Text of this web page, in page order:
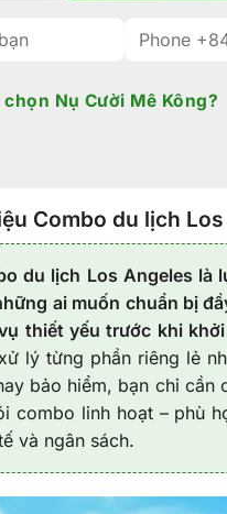
Nụ Cười Mê Kông?
Combo du lịch
du lịch Los Angeles là
ai muốn chuẩn bị
thiết yếu trước khi
lý từng phần riêng lẻ
bảo hiểm, bạn chỉ cần
combo linh hoạt – phù
và ngân sách.